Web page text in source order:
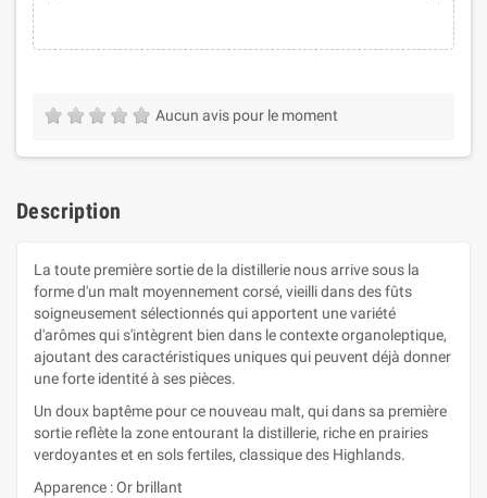
Aucun avis pour le moment
Description
La toute première sortie de la distillerie nous arrive sous la
forme d'un malt moyennement corsé, vieilli dans des fûts
soigneusement sélectionnés qui apportent une variété
d'arômes qui s'intègrent bien dans le contexte organoleptique,
ajoutant des caractéristiques uniques qui peuvent déjà donner
une forte identité à ses pièces.
Un doux baptême pour ce nouveau malt, qui dans sa première
sortie reflète la zone entourant la distillerie, riche en prairies
verdoyantes et en sols fertiles, classique des Highlands.
Apparence : Or brillant